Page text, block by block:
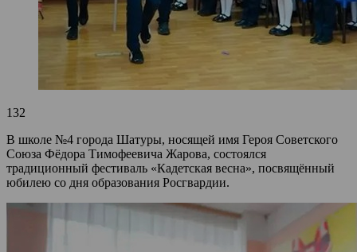
132
В школе №4 города Шатуры, носящей имя Героя Советского
Союза Фёдора Тимофеевича Жарова, состоялся
традиционный фестиваль «Кадетская весна», посвящённый
юбилею со дня образования Росгвардии.